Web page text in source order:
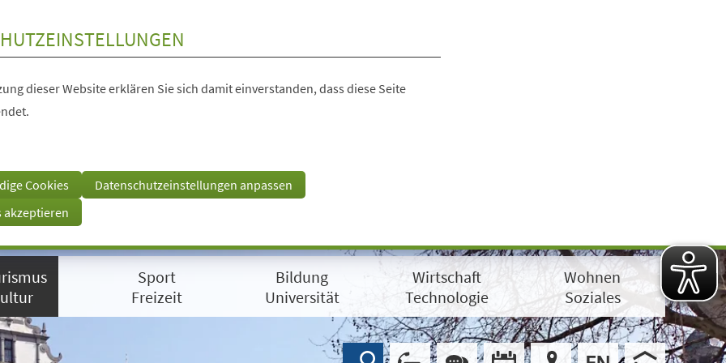
dieser Website erklären Sie sich damit einverstanden, dass diese Seite
Cookies
Datenschutzeinstellungen anpassen
akzeptieren
Sport
Freizeit
Bildung
Universität
Wirtschaft
Technologie
Wohnen
Soziales